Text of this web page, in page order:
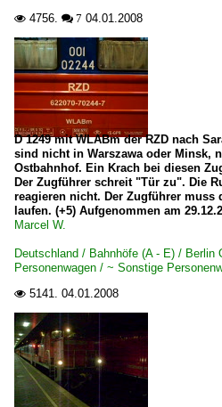
 4756.  7 04.01.2008
D 1249 mit WLABm der RZD nach
sind nicht in Warszawa oder Minsk,
Ostbahnhof. Ein Krach bei diesen
Der Zugführer schreit "Tür zu". Die
reagieren nicht. Der Zugführer muss
laufen. (+5) Aufgenommen am
Marcel W.
Deutschland / Bahnhöfe (A - E) / Berlin
Personenwagen / ~ Sonstige
 5141. 04.01.2008